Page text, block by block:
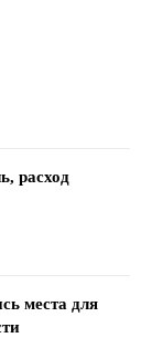
расход
места для